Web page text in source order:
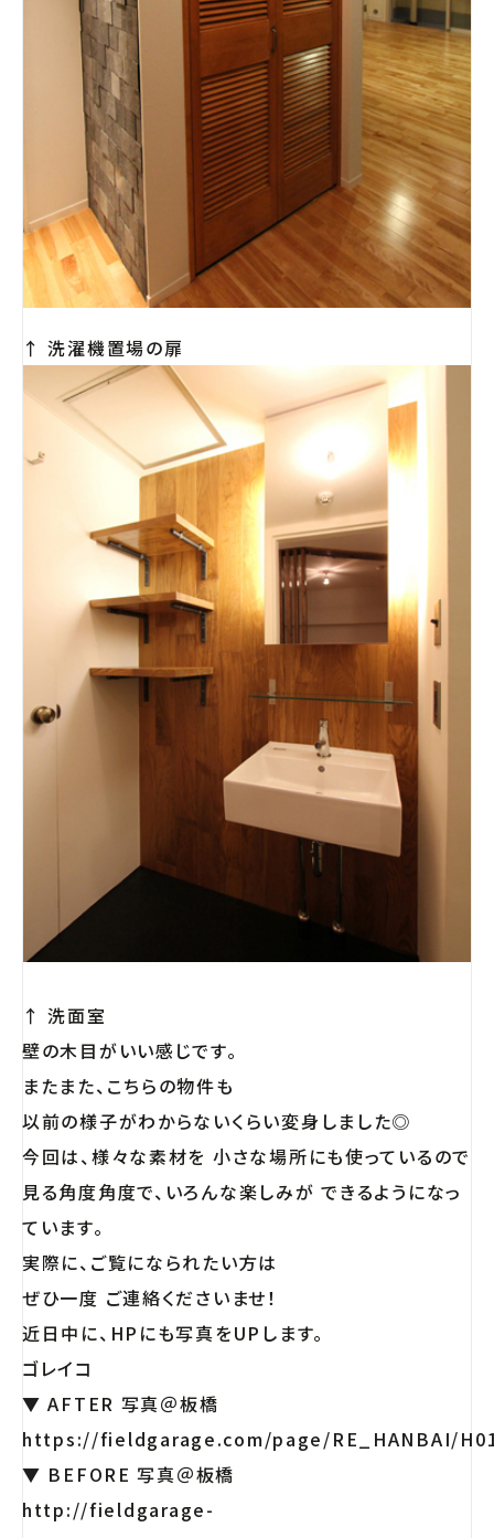
↑ 洗濯機置場の扉
↑ 洗面室
壁の木目がいい感じです。
またまた、こちらの物件も
以前の様子がわからないくらい変身しました◎
今回は、様々な素材を 小さな場所にも使っているので
見る角度角度で、いろんな楽しみが できるようになっ
ています。
実際に、ご覧になられたい方は
ぜひ一度 ご連絡くださいませ！
近日中に、HPにも写真をUPします。
ゴレイコ
▼ AFTER 写真＠板橋
https://fieldgarage.com/page/RE_HANBAI/
▼ BEFORE 写真＠板橋
http://fieldgarage-